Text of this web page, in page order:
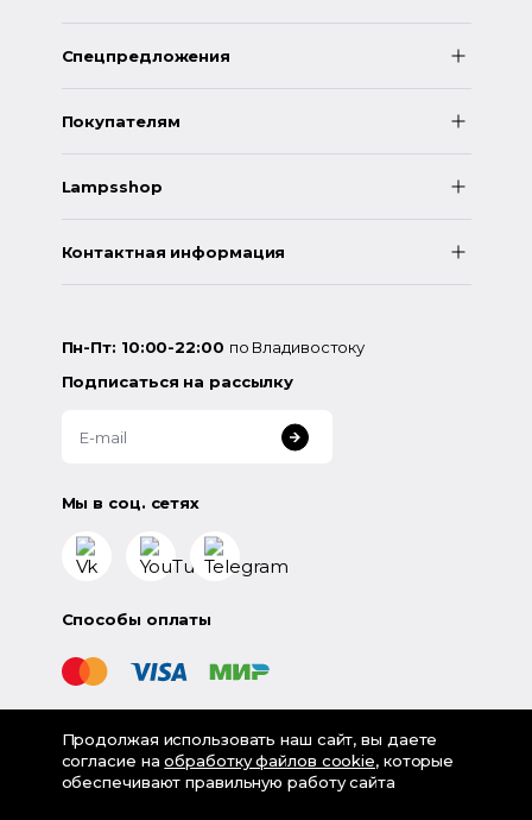
Спецпредложения
Покупателям
Lampsshop
Контактная информация
Пн-Пт: 10:00-22:00 по Владивостоку
Подписаться на рассылку
Мы в соц. сетях
Способы оплаты
©2026«LampsShop» - интернет-магазин люстр и
светильников
Продолжая использовать наш сайт, вы даете
согласие наобработку файлов cookie, которые
обеспечивают правильную работу сайта